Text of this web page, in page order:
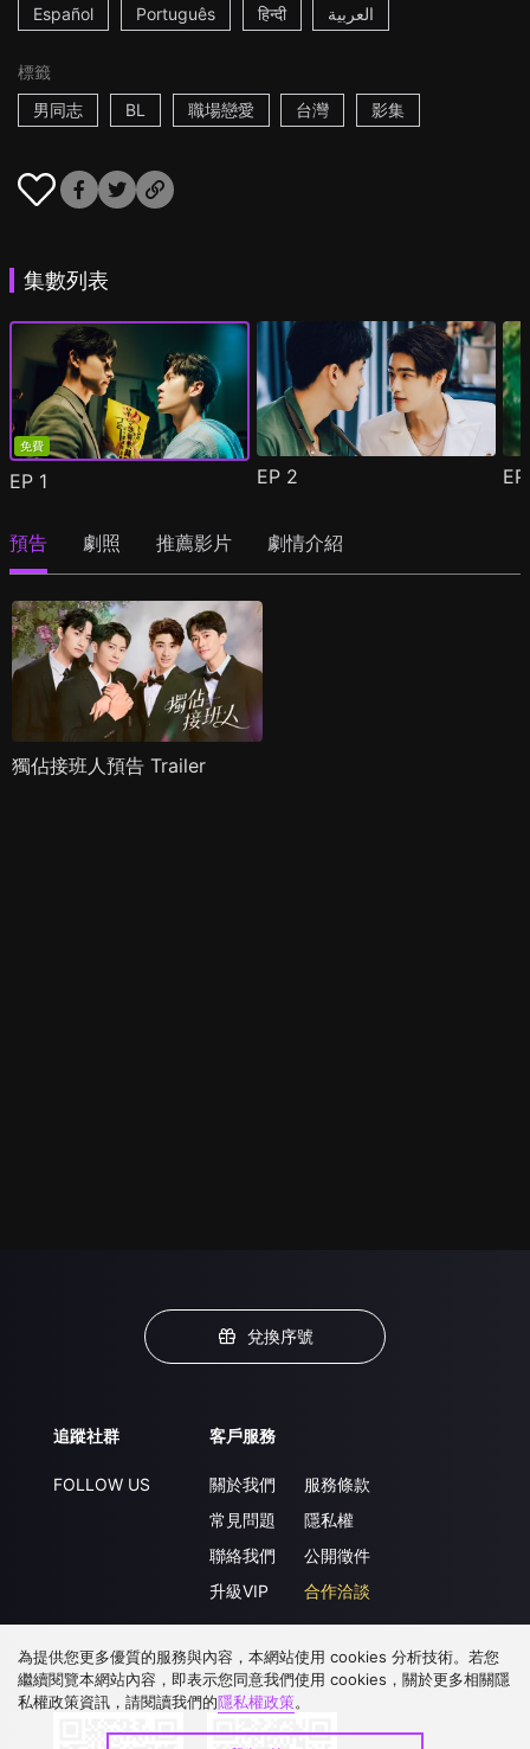
Español Português हिन्दी العربية
標籤
男同志
BL 職場戀愛 台灣 影集
集數列表
免費
EP 1 EP 2
預告 劇照 推薦影片 劇情介紹
獨佔接班人預告 Trailer
兌換序號
追蹤社群
FOLLOW US
客戶服務
關於我們
常見問題
聯絡我們
升級VIP
服務條款
隱私權
公開徵件
合作洽談
下載 APP
為提供您更多優質的服務與內容，本網站使用 cookies 分析技術。若您
繼續閱覽本網站內容，即表示您同意我們使用 cookies，關於更多相關隱
私權政策資訊，請閱讀我們的隱私權政策。